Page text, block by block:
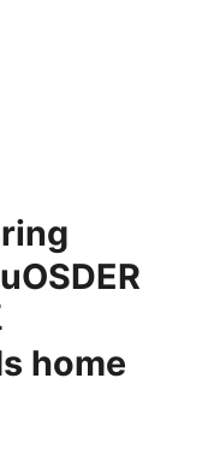
home